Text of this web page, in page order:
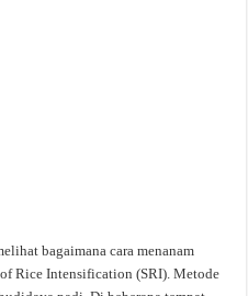
bagaimana cara menanam
Rice Intensification (SRI). Metode